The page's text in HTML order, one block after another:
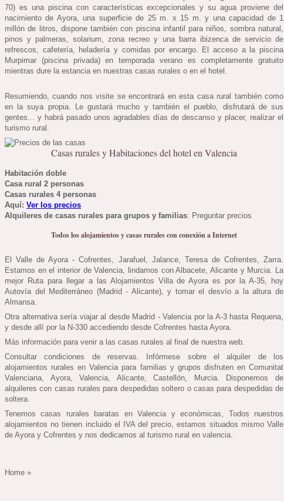
70) es una piscina con características excepcionales y su agua proviene del
nacimiento de Ayora, una superficie de 25 m. x 15 m. y una capacidad de 1
millón de litros, dispone también con piscina infantil para niños, sombra natural,
pinos y palmeras, solarium, zona recreo y una barra ibizenca de servicio de
refrescos, cafetería, heladería y comidas por encargo. El acceso a la piscina
Murpimar (piscina privada) en temporada verano es completamente gratuito
mientras dure la estancia en nuestras casas rurales o en el hotel.
Resumiendo, cuando nos visite se encontrará en esta casa rural también como
en la suya propia. Le gustará mucho y también el pueblo, disfrutará de sus
gentes... y habrá pasado unos agradables días de descanso y placer, realizar el
turismo rural.
Casas rurales y Habitaciones del hotel en Valencia
Habitación doble
Casa rural 2 personas
Casas rurales 4 personas
Aquí: Ver los precios
Alquileres de casas rurales para grupos y familias: Preguntar precios
Todos los alojamientos y casas rurales con conexión a Internet
El Valle de Ayora - Cofrentes, Jarafuel, Jalance, Teresa de Cofrentes, Zarra.
Estamos en el interior de Valencia, lindamos con Albacete, Alicante y Murcia. La
mejor Ruta para llegar a las Alojamientos Villa de Ayora es por la A-35, hoy
Autovía del Mediterráneo (Madrid - Alicante), y tomar el desvío a la altura de
Almansa.
Otra alternativa sería viajar al desde Madrid - Valencia por la A-3 hasta Requena,
y desde allí por la N-330 accediendo desde Cofrentes hasta Ayora.
Más información para venir a las casas rurales al final de nuestra web.
Consultar condiciones de reservas. Infórmese sobre el alquiler de los
alojamientos rurales en Valencia para familias y grupos disfruten en Comunitat
Valenciana, Ayora, Valencia, Alicante, Castellón, Murcia. Disponemos de
alquileres con casas rurales para despedidas soltero o casas para despedidas de
soltera.
Tenemos casas rurales baratas en Valencia y económicas, Todos nuestros
alojamientos no tienen incluido el IVA del precio, estamos situados mismo Valle
de Ayora y Cofrentes y nos dedicamos al turismo rural en valencia.
Home »